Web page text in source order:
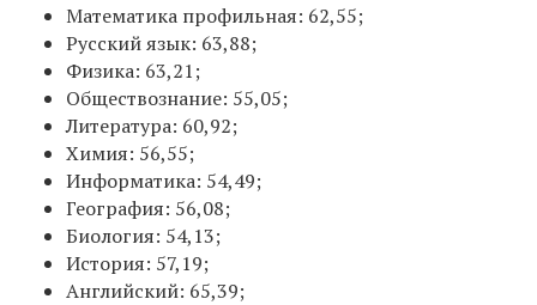
Математика профильная: 62,55;
Русский язык: 63,88;
Физика: 63,21;
Обществознание: 55,05;
Литература: 60,92;
Химия: 56,55;
Информатика: 54,49;
География: 56,08;
Биология: 54,13;
История: 57,19;
Английский: 65,39;